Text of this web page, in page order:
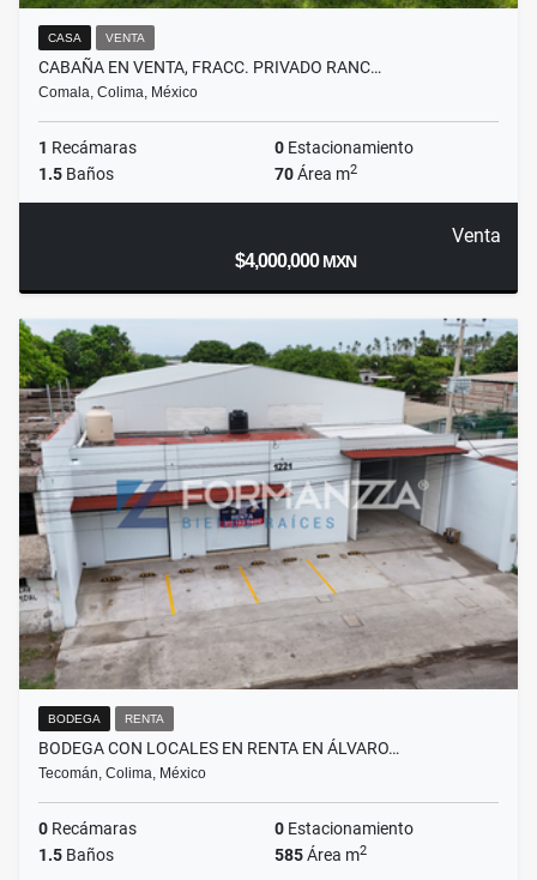
CASA VENTA
CABAÑA EN VENTA, FRACC. PRIVADO RANC…
Comala, Colima, México
1 Recámaras 0 Estacionamiento
1.5 Baños 70Área m2
Venta
$4,000,000MXN
BODEGA RENTA
BODEGA CON LOCALES EN RENTA EN ÁLVARO…
Tecomán, Colima, México
0 Recámaras 0 Estacionamiento
1.5 Baños 585Área m2